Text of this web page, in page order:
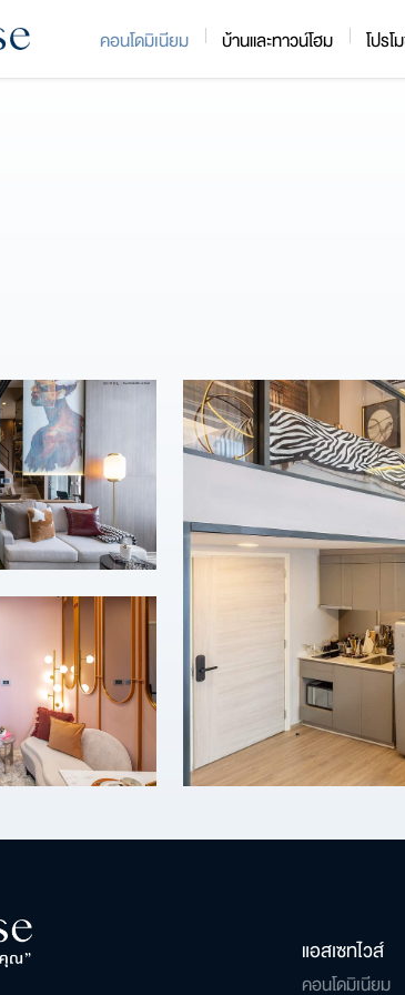
คอนโดมิเนียม บ้านและทาวน์โฮม โปรโ
สำหรับ:
แอสเซทไวส์
คอนโดมิเนียม
เพื่อให้ไม่พลาดข้
ข่าวสารโปรโมชั